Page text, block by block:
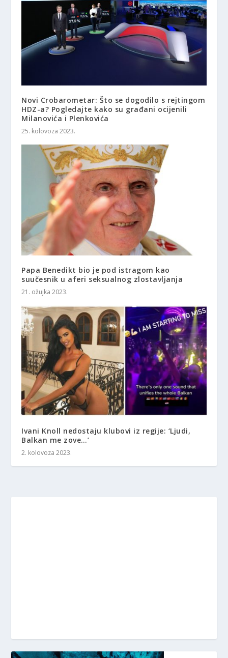
Novi Crobarometar: Što se dogodilo s rejtingom
HDZ-a? Pogledajte kako su građani ocijenili
Milanovića i Plenkovića
25. kolovoza 2023.
Papa Benedikt bio je pod istragom kao
suučesnik u aferi seksualnog zlostavljanja
21. ožujka 2023.
Ivani Knoll nedostaju klubovi iz regije: ‘Ljudi,
Balkan me zove…’
2. kolovoza 2023.